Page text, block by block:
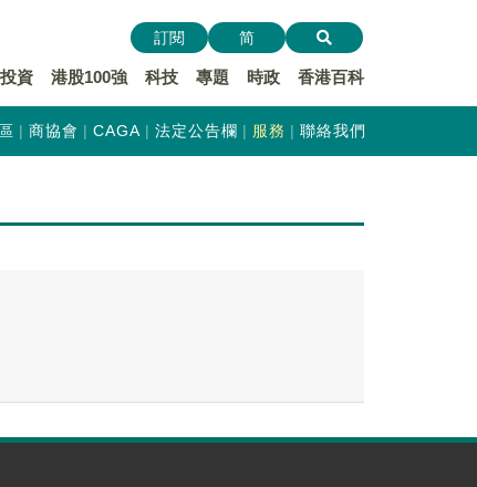
投資 港股100強 科技 專題 時政 香港百科
訂閱 简
商協會 CAGA 法定公告欄 服務 聯絡我們